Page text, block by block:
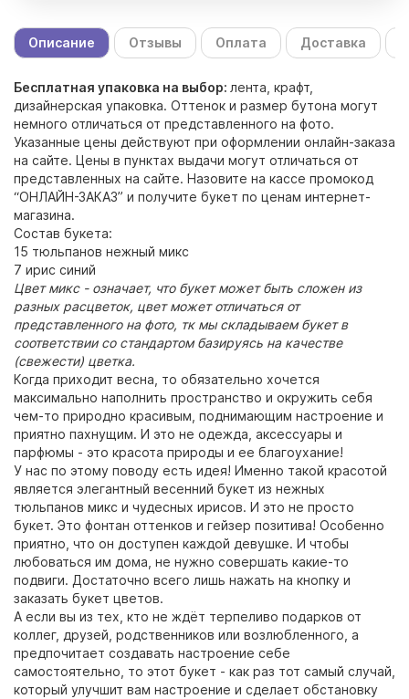
Описание Отзывы Оплата Доставка
Бесплатная упаковка на выбор: лента, крафт,
дизайнерская упаковка. Оттенок и размер бутона могут
немного отличаться от представленного на фото.
Указанные цены действуют при оформлении онлайн-заказа
на сайте. Цены в пунктах выдачи могут отличаться от
представленных на сайте. Назовите на кассе промокод
“ОНЛАЙН-ЗАКАЗ” и получите букет по ценам интернет-
магазина.
Состав букета:
15 тюльпанов нежный микс
7 ирис синий
Цвет микс - означает, что букет может быть сложен из
разных расцветок, цвет может отличаться от
представленного на фото, тк мы складываем букет в
соответствии со стандартом базируясь на качестве
(свежести) цветка.
Когда приходит весна, то обязательно хочется
максимально наполнить пространство и окружить себя
чем-то природно красивым, поднимающим настроение и
приятно пахнущим. И это не одежда, аксессуары и
парфюмы - это красота природы и ее благоухание!
У нас по этому поводу есть идея! Именно такой красотой
является элегантный весенний букет из нежных
тюльпанов микс и чудесных ирисов. И это не просто
букет. Это фонтан оттенков и гейзер позитива! Особенно
приятно, что он доступен каждой девушке. И чтобы
любоваться им дома, не нужно совершать какие-то
подвиги. Достаточно всего лишь нажать на кнопку и
заказать букет цветов.
А если вы из тех, кто не ждёт терпеливо подарков от
коллег, друзей, родственников или возлюбленного, а
предпочитает создавать настроение себе
самостоятельно, то этот букет - как раз тот самый случай,
который улучшит вам настроение и сделает обстановку